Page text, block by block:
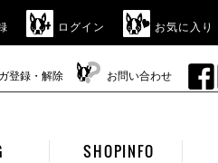
ログイン お気に入り
登録・解除 お問い合わせ
SHOPINFO